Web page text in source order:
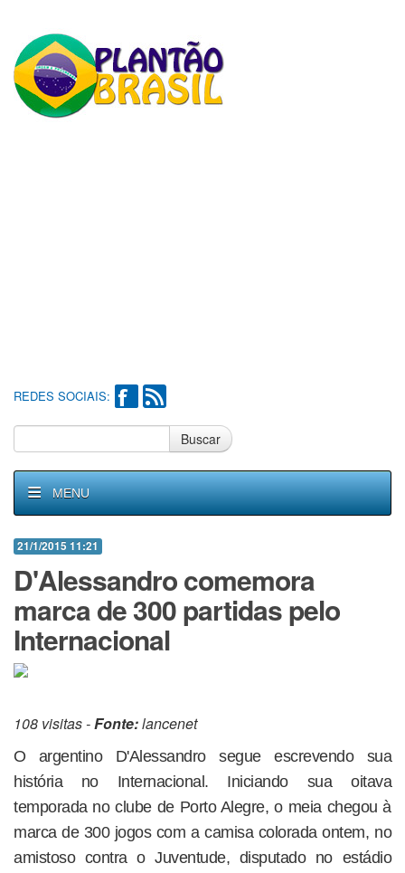
REDES SOCIAIS:
Buscar
MENU
21/1/2015 11:21
D'Alessandro comemora
marca de 300 partidas pelo
Internacional
108 visitas -Fonte:lancenet
O argentino D'Alessandro segue escrevendo sua
história no Internacional. Iniciando sua oitava
temporada no clube de Porto Alegre, o meia chegou à
marca de 300 jogos com a camisa colorada ontem, no
amistoso contra o Juventude, disputado no estádio